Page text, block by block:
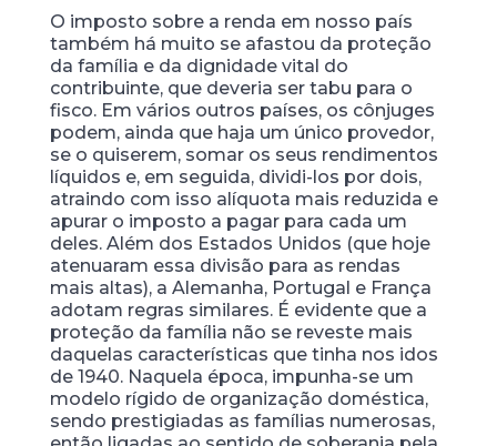
O imposto sobre a renda em nosso país
também há muito se afastou da proteção
da família e da dignidade vital do
contribuinte, que deveria ser tabu para o
fisco. Em vários outros países, os cônjuges
podem, ainda que haja um único provedor,
se o quiserem, somar os seus rendimentos
líquidos e, em seguida, dividi-los por dois,
atraindo com isso alíquota mais reduzida e
apurar o imposto a pagar para cada um
deles. Além dos Estados Unidos (que hoje
atenuaram essa divisão para as rendas
mais altas), a Alemanha, Portugal e França
adotam regras similares. É evidente que a
proteção da família não se reveste mais
daquelas características que tinha nos idos
de 1940. Naquela época, impunha-se um
modelo rígido de organização doméstica,
sendo prestigiadas as famílias numerosas,